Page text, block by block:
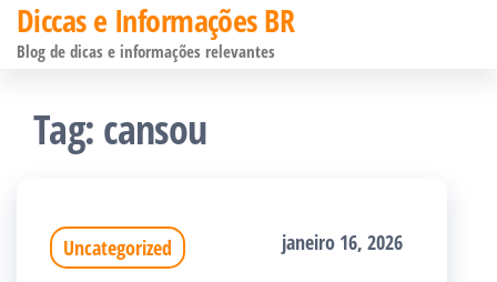
Pular
para
conteúdo
Diccas e Informações BR
Blog de dicas e informações relevantes
Tag: cansou
Uncategorized janeiro 16, 2026